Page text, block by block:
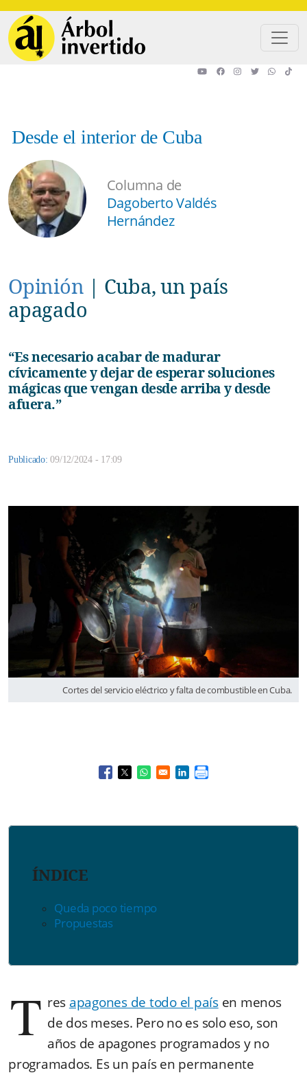
Desde el interior de Cuba
Columna de
Dagoberto Valdés
Hernández
Opinión | Cuba, un país
apagado
“Es necesario acabar de madurar
cívicamente y dejar de esperar soluciones
mágicas que vengan desde arriba y desde
afuera.”
Publicado:09/12/2024 - 17:09
Cortes del servicio eléctrico y falta de combustible en Cuba.
Opens in a new window
Opens in a new window
Opens in a new window
Opens in a new window
ÍNDICE
Queda poco tiempo
Propuestas
T res apagones de todo el paísen menos
de dos meses. Pero no es solo eso, son
años de apagones programados y no
programados. Es un país en permanente